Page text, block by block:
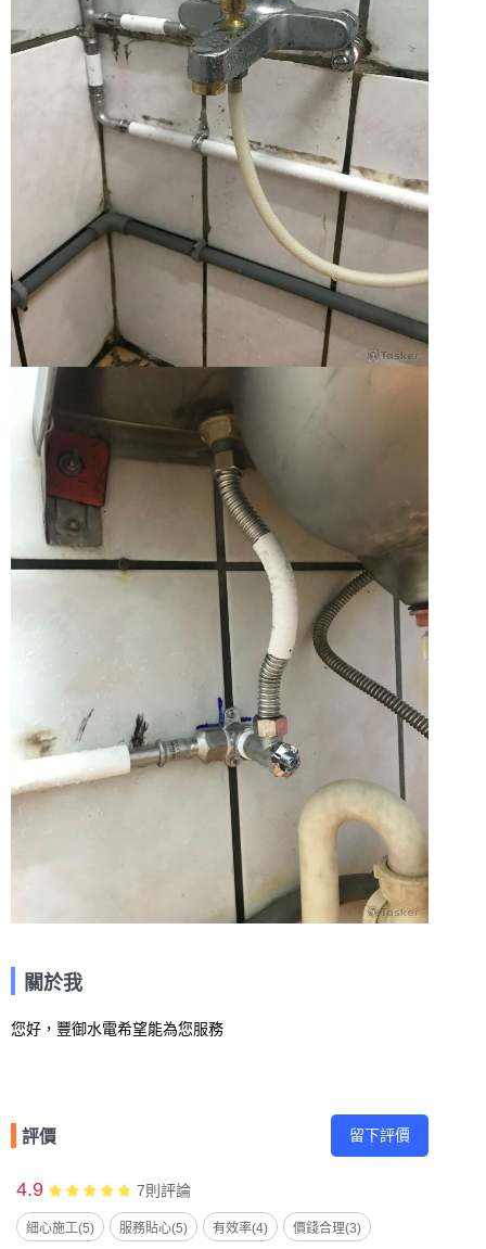
關於我
您好，豐御水電希望能為您服務
評價 留下評價
4.9 7則評論
細心施工(5) 服務貼心(5) 有效率(4) 價錢合理(3)